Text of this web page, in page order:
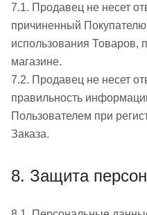
7.1. Продавец не несет
причиненный
использования Товаров,
магазине.
7.2. Продавец не несет
правильность
Пользователем при
Заказа.
8. Защита